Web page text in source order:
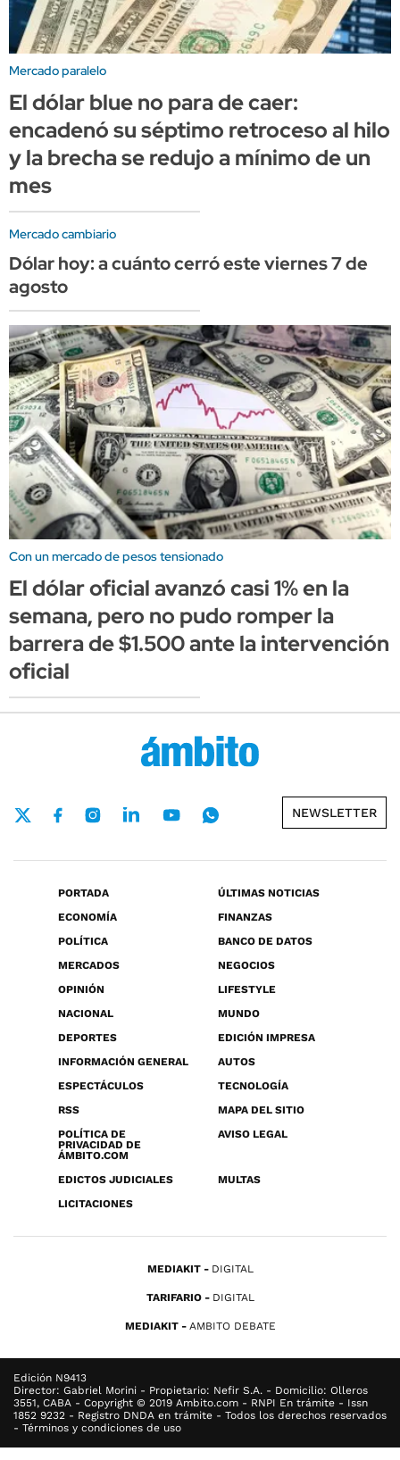
Mercado paralelo
El dólar blue no para de caer:
encadenó su séptimo retroceso al hilo
y la brecha se redujo a mínimo de un
mes
Mercado cambiario
Dólar hoy: a cuánto cerró este viernes 7 de
agosto
Con un mercado de pesos tensionado
El dólar oficial avanzó casi 1% en la
semana, pero no pudo romper la
barrera de $1.500 ante la intervención
oficial
NEWSLETTER
PORTADA
ÚLTIMAS NOTICIAS
ECONOMÍA
FINANZAS
POLÍTICA
BANCO DE DATOS
MERCADOS
NEGOCIOS
OPINIÓN
LIFESTYLE
NACIONAL
MUNDO
DEPORTES
EDICIÓN IMPRESA
INFORMACIÓN GENERAL
AUTOS
ESPECTÁCULOS
TECNOLOGÍA
RSS
MAPA DEL SITIO
POLÍTICA DE
PRIVACIDAD DE
ÁMBITO.COM
AVISO LEGAL
EDICTOS JUDICIALES
MULTAS
LICITACIONES
MEDIAKIT DIGITAL
TARIFARIO DIGITAL
MEDIAKIT AMBITO DEBATE
Edición N9413
Director: Gabriel Morini - Propietario: Nefir S.A. - Domicilio: Olleros
3551, CABA - Copyright © 2019 Ambito.com - RNPI En trámite - Issn
1852 9232 - Registro DNDA en trámite - Todos los derechos reservados
- Términos y condiciones de uso